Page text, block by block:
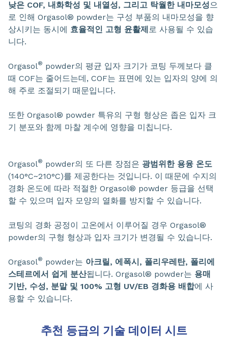
낮은 COF, 내화학성 및 내열성, 그리고 탁월한 내마모성으
로 인해 Orgasol® powder는 구성 부품의 내마모성을 향
상시키는 동시에 효율적인 고형 윤활제로 사용될 수 있습
니다.
Orgasol® powder의 평균 입자 크기가 코팅 두께보다 클
때 COF는 줄어드는데, COF는 표면에 있는 입자의 양에 의
해 주로 조절되기 때문입니다.
또한 Orgasol® powder 특유의 구형 형상은 좁은 입자 크
기 분포와 함께 마찰 계수에 영향을 미칩니다.
Orgasol® powder의 또 다른 장점은 광범위한 용융 온도
(140°C~210°C)를 제공한다는 것입니다. 이 때문에 수지의
경화 온도에 따라 적절한 Orgasol® powder 등급을 선택
할 수 있으며 입자 모양의 열화를 방지할 수 있습니다.
코팅의 경화 공정이 고온에서 이루어질 경우 Orgasol®
powder의 구형 형상과 입자 크기가 변경될 수 있습니다.
Orgasol® powder는 아크릴, 에폭시, 폴리우레탄, 폴리에
스테르에서 쉽게 분산됩니다. Orgasol® powder는 용매
기반, 수성, 분말 및 100% 고형 UV/EB 경화용 배합에 사
용할 수 있습니다.
추천 등급의 기술 데이터 시트